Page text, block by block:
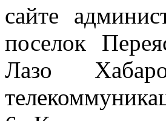
сайте
поселок
Лазо